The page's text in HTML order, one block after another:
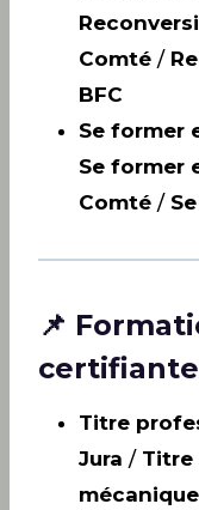
Comté /
BFC
Se former
Se former
Comté /
📌
Titre
Jura / Titre